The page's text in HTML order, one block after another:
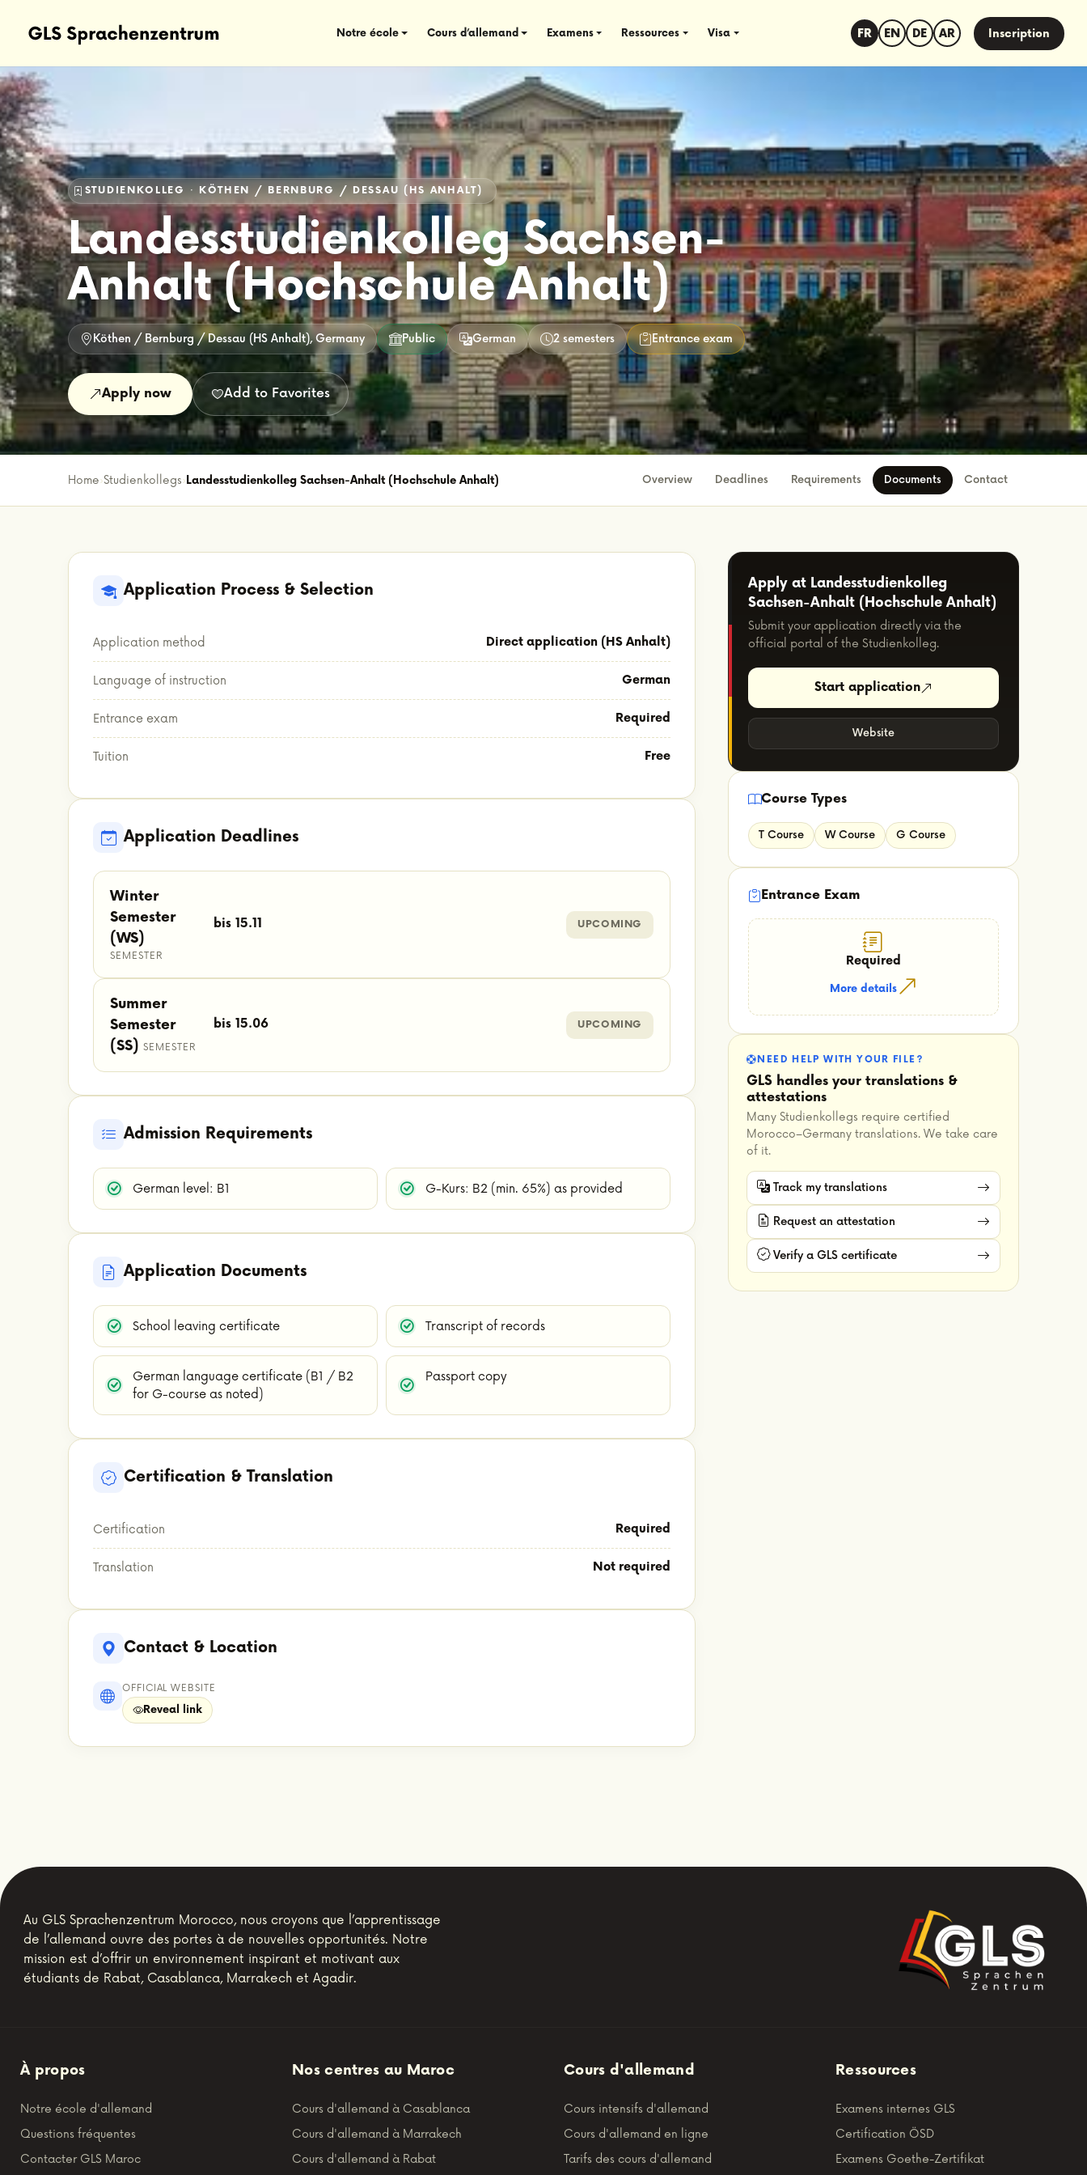
Notre école Cours d’allemand Examens Ressources Visa FR EN DE AR Inscription
STUDIENKOLLEG · KÖTHEN / BERNBURG / DESSAU (HS ANHALT)
Landesstudienkolleg Sachsen-
Anhalt (Hochschule Anhalt)
Köthen / Bernburg / Dessau (HS Anhalt), Germany Public German 2 semesters Entrance exam
Apply now Add to Favorites
Home›Studienkollegs› Landesstudienkolleg Sachsen-Anhalt (Hochschule Anhalt) Overview Deadlines Requirements Documents Contact
Application Process & Selection
Application method Direct application (HS Anhalt)
Language of instruction German
Entrance exam Required
Tuition Free
Application Deadlines
Winter
Semester
(WS)
SEMESTER
bis 15.11 UPCOMING
Summer
Semester
(SS) SEMESTER
bis 15.06 UPCOMING
Admission Requirements
German level: B1 G-Kurs: B2 (min. 65%) as provided
Application Documents
School leaving certificate Transcript of records
German language certificate (B1 / B2
for G-course as noted)
Passport copy
Certification & Translation
Certification Required
Translation Not required
Contact & Location
OFFICIAL WEBSITE
Reveal link
Apply at Landesstudienkolleg
Sachsen-Anhalt (Hochschule Anhalt)
Submit your application directly via the
official portal of the Studienkolleg.
Start application
Website
Course Types
T Course W Course G Course
Entrance Exam
Required
More details
NEED HELP WITH YOUR FILE?
GLS handles your translations &
attestations
Many Studienkollegs require certified
Morocco–Germany translations. We take care
of it.
Track my translations
Request an attestation
Verify a GLS certificate
Au GLS Sprachenzentrum Morocco, nous croyons que l’apprentissage
de l’allemand ouvre des portes à de nouvelles opportunités. Notre
mission est d’offrir un environnement inspirant et motivant aux
étudiants de Rabat, Casablanca, Marrakech et Agadir.
À propos
Notre école d'allemand
Questions fréquentes
Contacter GLS Maroc
Nos centres au Maroc
Cours d'allemand à Casablanca
Cours d'allemand à Marrakech
Cours d'allemand à Rabat
Cours d'allemand
Cours intensifs d'allemand
Cours d'allemand en ligne
Tarifs des cours d'allemand
Ressources
Examens internes GLS
Certification ÖSD
Examens Goethe-Zertifikat